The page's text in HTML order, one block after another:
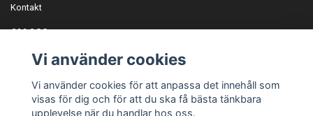
Kontakt
OM OSS
ANMÄL DIG TILL VÅRT NYHETSBREV
Prenumerera
Vi använder cookies
Vi använder cookies för att anpassa det innehåll som
visas för dig och för att du ska få bästa tänkbara
upplevelse när du handlar hos oss.